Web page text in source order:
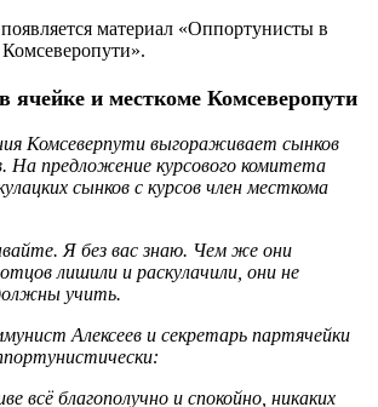
материал «Оппортунисты в
ячейке и месткоме Комсеверопути
Комсеверпути выгораживает сынков
На предложение курсового комитета
сынков с курсов член месткома
Я без вас знаю. Чем же они
лишили и раскулачили, они не
учить.
Алексеев и секретарь партячейки
всё благополучно и спокойно, никаких